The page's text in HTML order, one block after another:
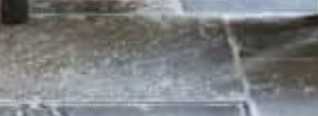
WEBDESIGNROPE WEBDESIGN